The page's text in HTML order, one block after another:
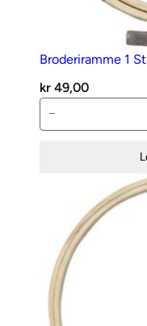
Broderiramme 1
kr 49,00
1
−